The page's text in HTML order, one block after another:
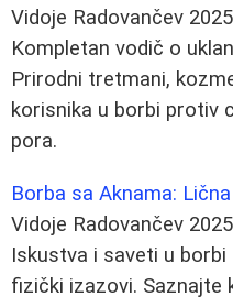
Vidoje Radovančev
Kompletan vodič o
Prirodni tretmani,
korisnika u borbi protiv
pora.
Borba sa Aknama:
Vidoje Radovančev
Iskustva i saveti u
fizički izazovi. Saznajte